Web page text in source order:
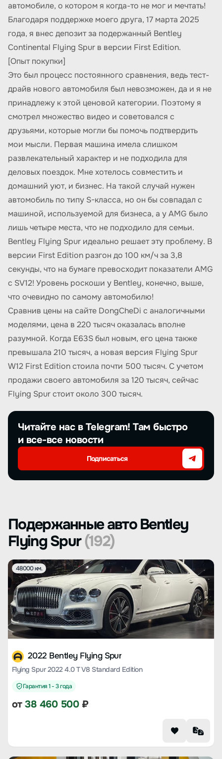
автомобиле, о котором я когда-то не мог и мечтать!
Благодаря поддержке моего друга, 17 марта 2025
года, я внес депозит за подержанный Bentley
Continental Flying Spur в версии First Edition.
[Опыт покупки]
Это был процесс постоянного сравнения, ведь тест-
драйв нового автомобиля был невозможен, да и я не
принадлежу к этой ценовой категории. Поэтому я
смотрел множество видео и советовался с
друзьями, которые могли бы помочь подтвердить
мои мысли. Первая машина имела слишком
развлекательный характер и не подходила для
деловых поездок. Мне хотелось совместить и
домашний уют, и бизнес. На такой случай нужен
автомобиль по типу S-класса, но он бы совпадал с
машиной, используемой для бизнеса, а у AMG было
лишь четыре места, что не подходило для семьи.
Bentley Flying Spur идеально решает эту проблему. В
версии First Edition разгон до 100 км/ч за 3,8
секунды, что на бумаге превосходит показатели AMG
с SV12! Уровень роскоши у Bentley, конечно, выше,
что очевидно по самому автомобилю!
Сравнив цены на сайте DongCheDi с аналогичными
моделями, цена в 220 тысяч оказалась вполне
разумной. Когда E63S был новым, его цена также
превышала 210 тысяч, а новая версия Flying Spur
W12 First Edition стоила почти 500 тысяч. С учетом
продажи своего автомобиля за 120 тысяч, сейчас
Flying Spur стоит около 300 тысяч.
Читайте нас в Telegram! Там быстро
и все-все новости
Подписаться
Подержанные авто Bentley
Flying Spur(192)
48000 км.
2022 Bentley Flying Spur
Flying Spur 2022 4.0 T V8 Standard Edition
Гарантия 1 - 3 года
от38 460 500₽